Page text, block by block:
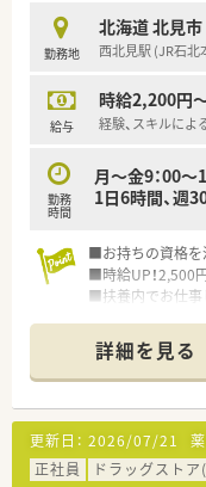
全国展開の薬局
勤務地
北海道 北見市
西北見駅 (JR石北
給与
時給2,200円
経験、スキルによ
勤務
時間
月～金9：00～
1日6時間、週
■お持ちの資格を
■時給UP！2,500
■扶養内でお仕事
■ショッピングモ
す
■就業に関してご
さい
詳細を見る
更新日： 2026/07/21
正社員
ドラッグスト